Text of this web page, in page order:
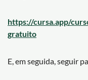
https://cursa.app/
gratuito
E, em seguida, seguir